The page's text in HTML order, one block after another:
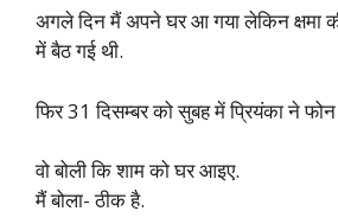
अगले दिन मैं अपने घर आ गया लेकिन क्षमा
में बैठ गई थी.
फिर 31 दिसम्बर को सुबह में प्रियंका ने फोन
वो बोली कि शाम को घर आइए.
मैं बोला- ठीक है.